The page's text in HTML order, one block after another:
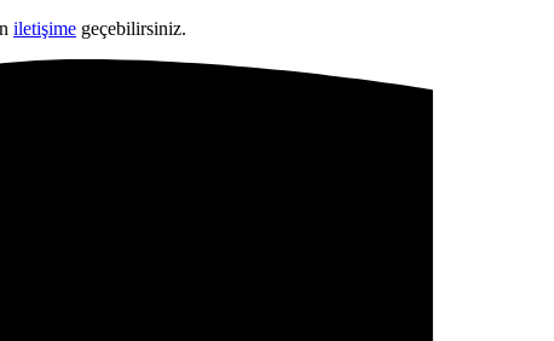
iletişime geçebilirsiniz.